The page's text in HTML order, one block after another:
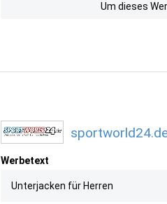
Um dieses
Werbetext
Unterjacken für Herren